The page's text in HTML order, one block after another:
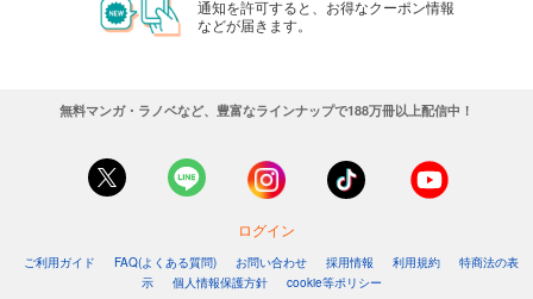
通知を許可すると、お得なクーポン情報
などが届きます。
無料マンガ・ラノベなど、豊富なラインナップで188万冊以上配信中！
ログイン
ご利用ガイド FAQ(よくある質問) お問い合わせ 採用情報 利用規約
特商法の表
示
個人情報保護方針 cookie等ポリシー